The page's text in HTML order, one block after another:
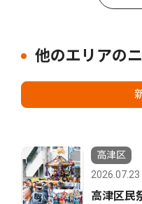
他のエリアの
高津区
2026.07.23
高津区民